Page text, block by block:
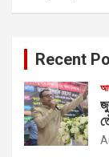
Recent